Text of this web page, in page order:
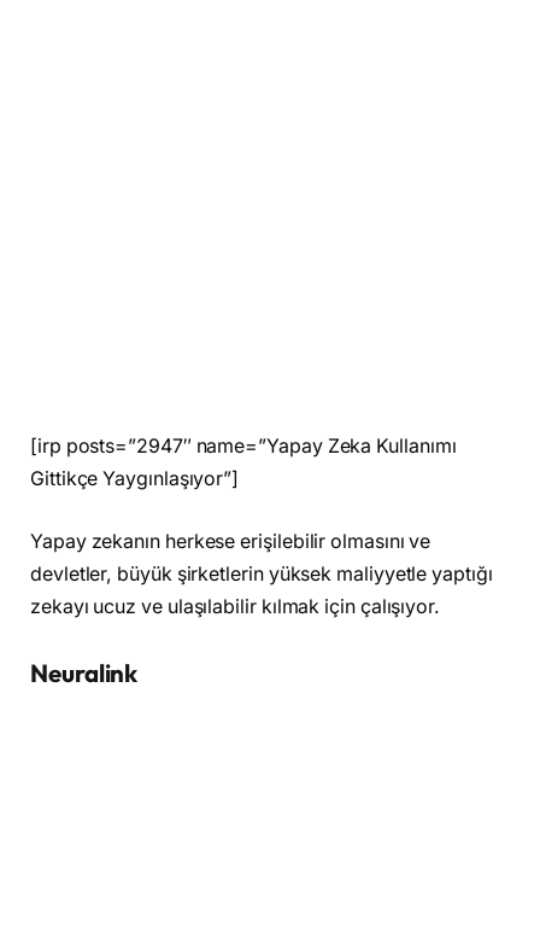
[irp posts=”2947″ name=”Yapay Zeka Kullanımı
Gittikçe Yaygınlaşıyor”]
Yapay zekanın herkese erişilebilir olmasını ve
devletler, büyük şirketlerin yüksek maliyyetle yaptığı
zekayı ucuz ve ulaşılabilir kılmak için çalışıyor.
Neuralink